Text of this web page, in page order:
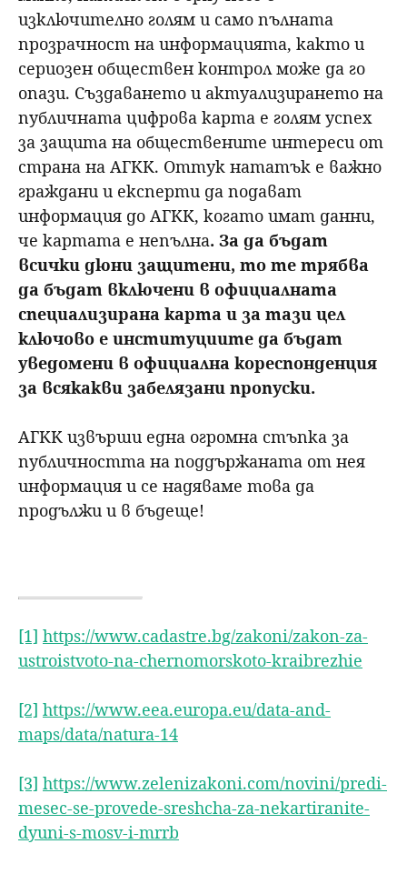
изключително голям и само пълната
прозрачност на информацията, както и
сериозен обществен контрол може да го
опази. Създаването и актуализирането на
публичната цифрова карта е голям успех
за защита на обществените интереси от
страна на АГКК. Оттук нататък е важно
граждани и експерти да подават
информация до АГКК, когато имат данни,
че картата е непълна. За да бъдат
всички дюни защитени, то те трябва
да бъдат включени в официалната
специализирана карта и за тази цел
ключово е институциите да бъдат
уведомени в официална кореспонденция
за всякакви забелязани пропуски.
АГКК извърши една огромна стъпка за
публичността на поддържаната от нея
информация и се надяваме това да
продължи и в бъдеще!
[1] https://www.cadastre.bg/zakoni/zakon-za-
ustroistvoto-na-chernomorskoto-kraibrezhie
[2] https://www.eea.europa.eu/data-and-
maps/data/natura-14
[3] https://www.zelenizakoni.com/novini/predi-
mesec-se-provede-sreshcha-za-nekartiranite-
dyuni-s-mosv-i-mrrb